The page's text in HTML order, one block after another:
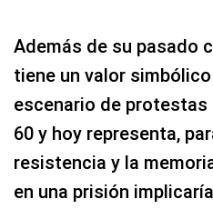
Además de su pasado
tiene un valor
escenario de
60 y hoy representa,
resistencia y la
en una prisión